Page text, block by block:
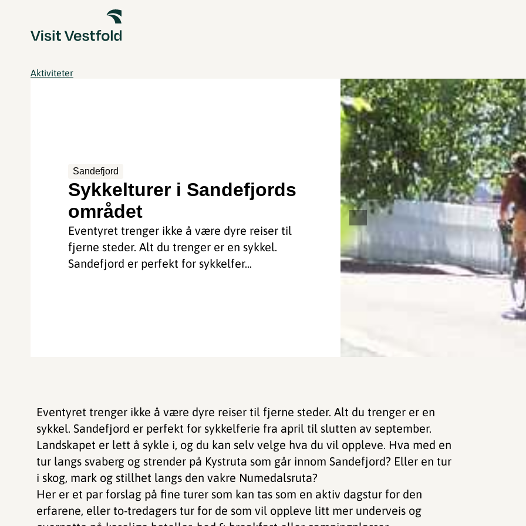
Aktiviteter
Sandefjord
Sykkelturer i Sandefjords
området
Eventyret trenger ikke å være dyre reiser til
fjerne steder. Alt du trenger er en sykkel.
Sandefjord er perfekt for sykkelfer...
Eventyret trenger ikke å være dyre reiser til fjerne steder. Alt du trenger er en
sykkel. Sandefjord er perfekt for sykkelferie fra april til slutten av september.
Landskapet er lett å sykle i, og du kan selv velge hva du vil oppleve. Hva med en
tur langs svaberg og strender på Kystruta som går innom Sandefjord? Eller en tur
i skog, mark og stillhet langs den vakre Numedalsruta?
Her er et par forslag på fine turer som kan tas som en aktiv dagstur for den
erfarene, eller to-tredagers tur for de som vil oppleve litt mer underveis og